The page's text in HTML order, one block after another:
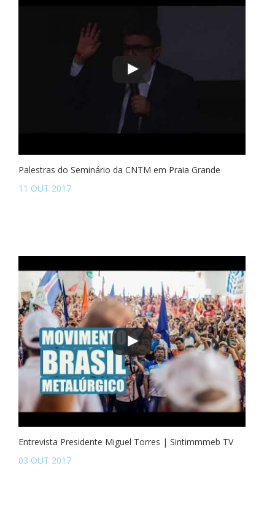
Palestras do Seminário da CNTM em Praia Grande
11 OUT 2017
Entrevista Presidente Miguel Torres | Sintimmmeb TV
03 OUT 2017